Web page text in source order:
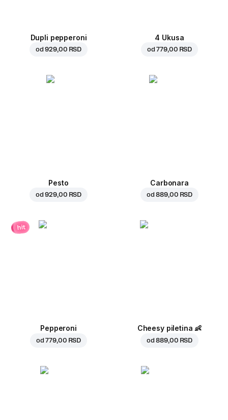
Dupli pepperoni
od929,00 RSD
4 Ukusa
od779,00 RSD
Pesto
od929,00 RSD
Carbonara
od889,00 RSD
hit
Pepperoni
od779,00 RSD
Cheesy piletina 👶
od889,00 RSD